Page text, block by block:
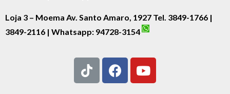
Loja 3 – Moema Av. Santo Amaro, 1927 Tel. 3849-1766 |
3849-2116 | Whatsapp: 94728-3154